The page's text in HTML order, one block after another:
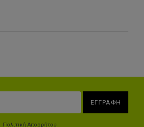
ΕΓΓΡΑΦΗ
Πολιτική Απορρήτου